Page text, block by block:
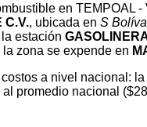
en TEMPOAL
C.V., ubicada en S
estación
zona se expende en
a nivel nacional:
promedio nacional